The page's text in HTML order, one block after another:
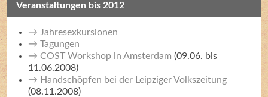
Veranstaltungen bis 2012
Jahresexkursionen
Tagungen
COST Workshop in Amsterdam (09.06. bis
11.06.2008)
Handschöpfen bei der Leipziger Volkszeitung
(08.11.2008)